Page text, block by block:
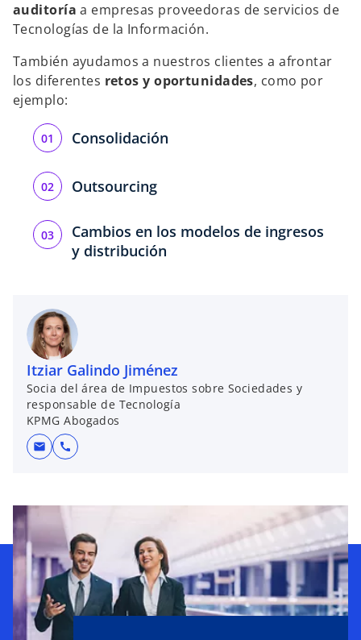
auditoría a empresas proveedoras de servicios de
Tecnologías de la Información.
También ayudamos a nuestros clientes a afrontar
los diferentes retos y oportunidades, como por
ejemplo:
Consolidación
Outsourcing
Cambios en los modelos de ingresos
y distribución
Itziar Galindo Jiménez
Socia del área de Impuestos sobre Sociedades y
responsable de Tecnología
KPMG Abogados
mail call